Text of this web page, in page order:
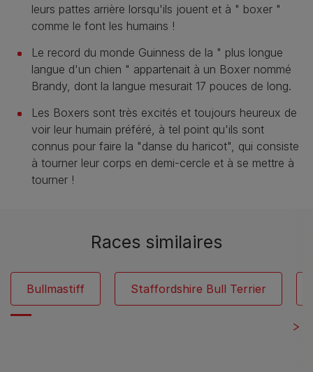
leurs pattes arrière lorsqu'ils jouent et à " boxer "
comme le font les humains !
Le record du monde Guinness de la " plus longue
langue d'un chien " appartenait à un Boxer nommé
Brandy, dont la langue mesurait 17 pouces de long.
Les Boxers sont très excités et toujours heureux de
voir leur humain préféré, à tel point qu'ils sont
connus pour faire la "danse du haricot", qui consiste
à tourner leur corps en demi-cercle et à se mettre à
tourner !
Races similaires
Bullmastiff Staffordshire Bull Terrier